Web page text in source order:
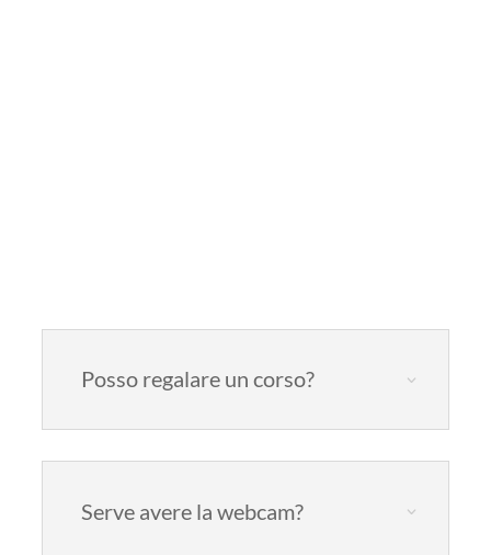
Posso regalare un corso?
Serve avere la webcam?